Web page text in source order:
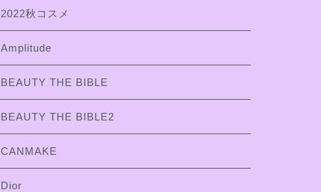
2022秋コスメ
Amplitude
BEAUTY THE BIBLE
BEAUTY THE BIBLE2
CANMAKE
Dior